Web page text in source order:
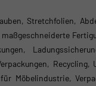
Stretchfolien,
Recycling,
Möbelindustrie,